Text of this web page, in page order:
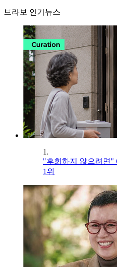
브라보 인기뉴스
1.
"후회하지 않으려면"
1위